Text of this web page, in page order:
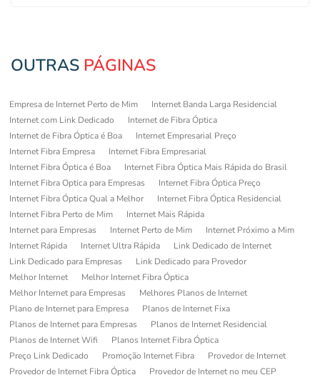
OUTRAS PÁGINAS
Empresa de Internet Perto de Mim
Internet Banda Larga Residencial
Internet com Link Dedicado
Internet de Fibra Óptica
Internet de Fibra Óptica é Boa
Internet Empresarial Preço
Internet Fibra Empresa
Internet Fibra Empresarial
Internet Fibra Óptica é Boa
Internet Fibra Óptica Mais Rápida do Brasil
Internet Fibra Optica para Empresas
Internet Fibra Óptica Preço
Internet Fibra Óptica Qual a Melhor
Internet Fibra Óptica Residencial
Internet Fibra Perto de Mim
Internet Mais Rápida
Internet para Empresas
Internet Perto de Mim
Internet Próximo a Mim
Internet Rápida
Internet Ultra Rápida
Link Dedicado de Internet
Link Dedicado para Empresas
Link Dedicado para Provedor
Melhor Internet
Melhor Internet Fibra Óptica
Melhor Internet para Empresas
Melhores Planos de Internet
Plano de Internet para Empresa
Planos de Internet Fixa
Planos de Internet para Empresas
Planos de Internet Residencial
Planos de Internet Wifi
Planos Internet Fibra Óptica
Preço Link Dedicado
Promoção Internet Fibra
Provedor de Internet
Provedor de Internet Fibra Óptica
Provedor de Internet no meu CEP